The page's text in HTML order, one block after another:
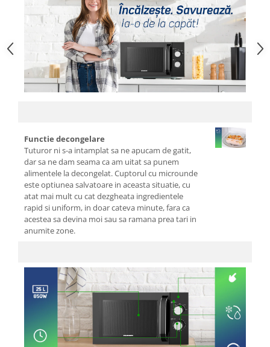
Polite baie
Uscatoare rufe
Boluri
Bucatarie
Burete bucatarie
Decoratiuni perete
Depozitare
Carlige si agatatoare
Cutii si cosuri pentru depozitare
Organizatoare mici
Organizatoare pentru haine
Menaj
Menaj
Pahare si cani
Suport farfurii
Functie decongelare
Tuturor ni s-a intamplat sa ne apucam de gatit,
dar sa ne dam seama ca am uitat sa punem
alimentele la decongelat. Cuptorul cu microunde
este optiunea salvatoare in aceasta situatie, cu
atat mai mult cu cat dezgheata ingredientele
rapid si uniform, in doar cateva minute, fara ca
acestea sa devina moi sau sa ramana prea tari in
anumite zone.